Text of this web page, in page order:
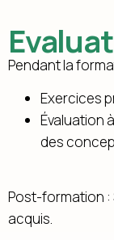
Pendant la
Exercices
Évaluation
des
Post-formation :
acquis.